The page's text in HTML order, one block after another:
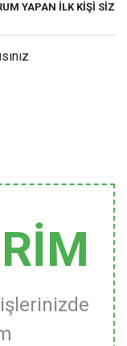
YAPAN ILK KIŞI SIZ
.